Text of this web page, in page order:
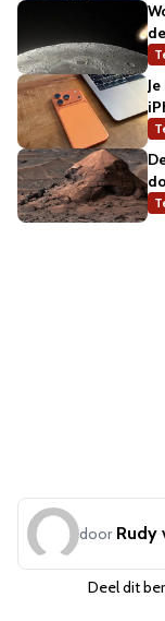
door Rudy
Deel dit